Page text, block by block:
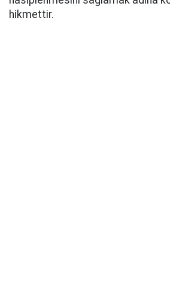
hikmettir.